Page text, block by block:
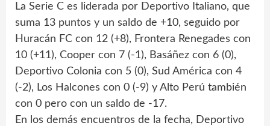
La Serie C es liderada por Deportivo Italiano, que
suma 13 puntos y un saldo de +10, seguido por
Huracán FC con 12 (+8), Frontera Renegades con
10 (+11), Cooper con 7 (-1), Basáñez con 6 (0),
Deportivo Colonia con 5 (0), Sud América con 4
(-2), Los Halcones con 0 (-9) y Alto Perú también
con 0 pero con un saldo de -17.
En los demás encuentros de la fecha, Deportivo